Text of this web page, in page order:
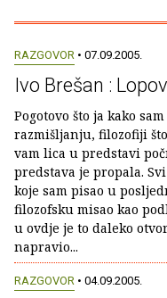
RAZGOVOR • 07.09.2005.
Ivo Brešan :
Pogotovo što ja kako
razmišljanju, filozofiji
vam lica u predstavi
predstava je propala.
koje sam pisao u
filozofsku misao kao
u ovdje je to daleko
napravio...
RAZGOVOR • 04.09.2005.